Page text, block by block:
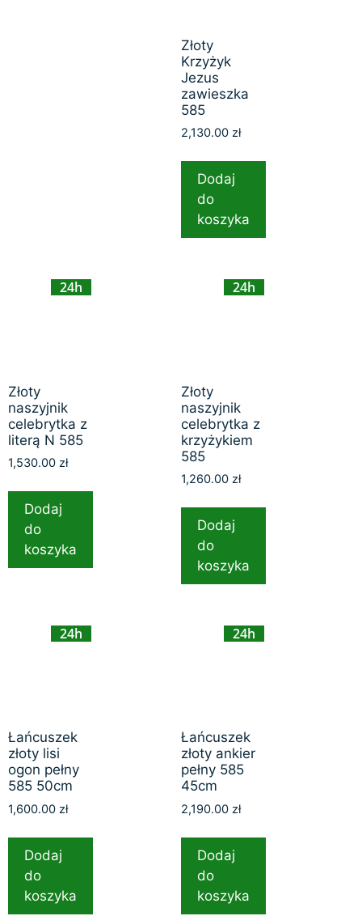
Złoty
Krzyżyk
Jezus
zawieszka
585
2,130.00 zł
Dodaj
do
koszyka
24h
Złoty
naszyjnik
celebrytka z
literą N 585
1,530.00 zł
Dodaj
do
koszyka
24h
Złoty
naszyjnik
celebrytka z
krzyżykiem
585
1,260.00 zł
Dodaj
do
koszyka
24h
Łańcuszek
złoty lisi
ogon pełny
585 50cm
1,600.00 zł
Dodaj
do
koszyka
24h
Łańcuszek
złoty ankier
pełny 585
45cm
2,190.00 zł
Dodaj
do
koszyka